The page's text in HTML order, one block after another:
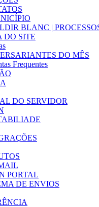
BLANC |
DO SITE
DO MÊS
Frequentes
DO SERVIDOR
PORTAL
DE ENVIOS